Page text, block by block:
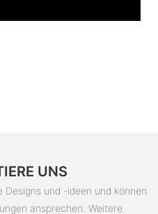
UNS
und -ideen und können
ansprechen. Weitere